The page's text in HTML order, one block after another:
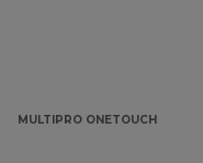
MULTIPRO ONETOUCH